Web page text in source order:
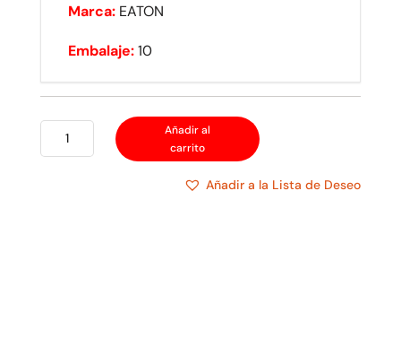
Marca: EATON
Embalaje:10
Añadir al
carrito
Añadir a la Lista de Deseo